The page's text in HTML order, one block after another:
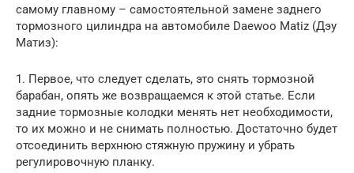
самому главному – самостоятельной замене заднего
тормозного цилиндра на автомобиле Daewoo Matiz (Дэу
Матиз):
1. Первое, что следует сделать, это снять тормозной
барабан, опять же возвращаемся к этой статье. Если
задние тормозные колодки менять нет необходимости,
то их можно и не снимать полностью. Достаточно будет
отсоединить верхнюю стяжную пружину и убрать
регулировочную планку.